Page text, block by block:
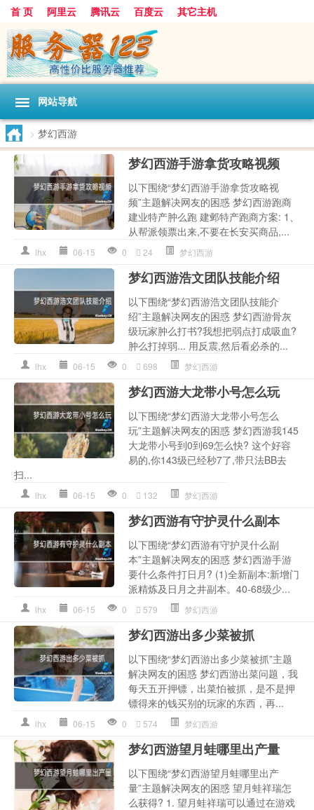
首 页 阿里云 腾讯云 百度云 其它主机
网站导航
> 梦幻西游
梦幻西游手游拿货攻略视频
以下围绕“梦幻西游手游拿货攻略视
频”主题解决网友的困惑 梦幻西游跑商
建业特产肿么跑 建邺特产跑商方案: 1、
从帮派领票出来,不要在长安买商品,...
lhx 06-15 0 24 梦幻西游
梦幻西游浩文团队技能介绍
以下围绕“梦幻西游浩文团队技能介
绍”主题解决网友的困惑 梦幻西游骨灰
级玩家肿么打书?我想把弱点打成吸血?
肿么打掉弱... 用反震,然后看必杀的...
lhx 06-15 0 698 梦幻西游
梦幻西游大龙带小号怎么玩
以下围绕“梦幻西游大龙带小号怎么
玩”主题解决网友的困惑 梦幻西游我145
大龙带小号到0到69怎么快? 这个好容
易的,你143级已经秒7了,带只法BB去
扫...
lhx 06-15 0 132 梦幻西游
梦幻西游有守护灵什么副本
以下围绕“梦幻西游有守护灵什么副
本”主题解决网友的困惑 梦幻西游手游
要什么条件打日月? (1)全新副本:新增门
派精炼及日月之井副本。40-68级少...
lhx 06-15 0 579 梦幻西游
梦幻西游出多少菜被抓
以下围绕“梦幻西游出多少菜被抓”主题
解决网友的困惑 梦幻西游出菜问题，我
每天五开押镖，出菜怕被抓，是不是押
镖得来的钱买别的玩家的东西，再...
lhx 06-15 0 574 梦幻西游
梦幻西游望月蛙哪里出产量
以下围绕“梦幻西游望月蛙哪里出产
量”主题解决网友的困惑 望月蛙祥瑞怎
么获得? 1. 望月蛙祥瑞可以通过在游戏